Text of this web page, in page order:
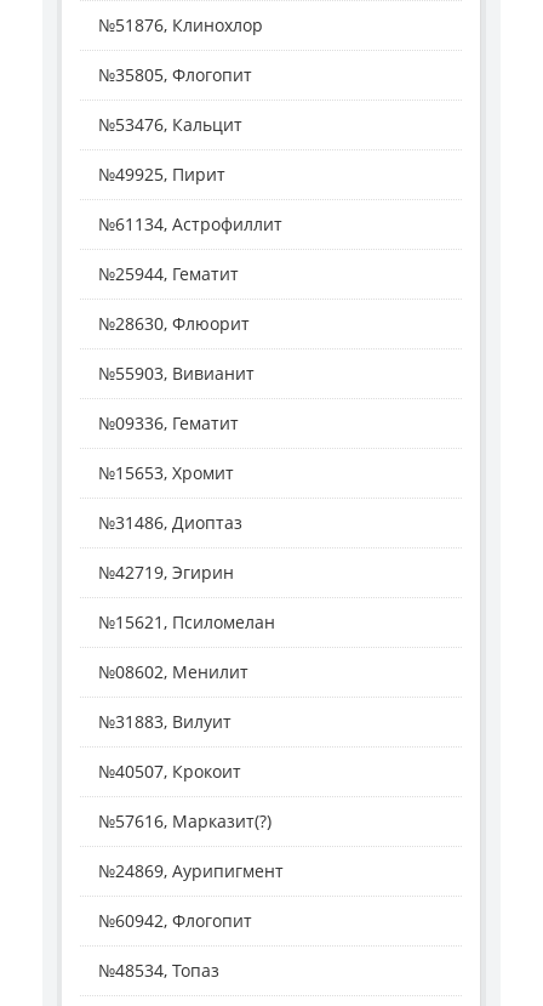
№51876, Клинохлор
№35805, Флогопит
№53476, Кальцит
№49925, Пирит
№61134, Астрофиллит
№25944, Гематит
№28630, Флюорит
№55903, Вивианит
№09336, Гематит
№15653, Хромит
№31486, Диоптаз
№42719, Эгирин
№15621, Псиломелан
№08602, Менилит
№31883, Вилуит
№40507, Крокоит
№57616, Марказит(?)
№24869, Аурипигмент
№60942, Флогопит
№48534, Топаз